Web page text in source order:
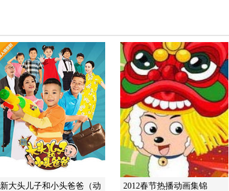
新大头儿子和小头爸爸（动
2012春节热播动画集锦